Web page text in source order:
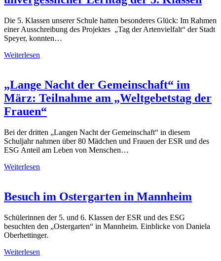
Die 5. Klassen unserer Schule hatten besonderes Glück: Im Rahmen
einer Ausschreibung des Projektes „Tag der Artenvielfalt“ der Stadt
Speyer, konnten…
Weiterlesen
„Lange Nacht der Gemeinschaft“ im
März: Teilnahme am „Weltgebetstag der
Frauen“
Bei der dritten „Langen Nacht der Gemeinschaft“ in diesem
Schuljahr nahmen über 80 Mädchen und Frauen der ESR und des
ESG Anteil am Leben von Menschen…
Weiterlesen
Besuch im Ostergarten in Mannheim
Schülerinnen der 5. und 6. Klassen der ESR und des ESG
besuchten den „Ostergarten“ in Mannheim. Einblicke von Daniela
Oberhettinger.
Weiterlesen